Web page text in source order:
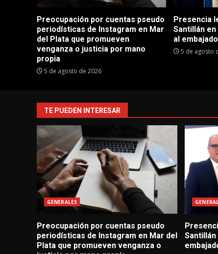
Preocupación por cuentas pseudo
periodísticas de Instagram en Mar
del Plata que promueven
venganza o justicia por mano
propia
5 de agosto de 2026
Presencia
Santillán
al
5 de agosto
TE PUEDEN INTERESAR
GENERALES
Preocupación por cuentas pseudo
periodísticas de Instagram en Mar del
Plata que promueven venganza o